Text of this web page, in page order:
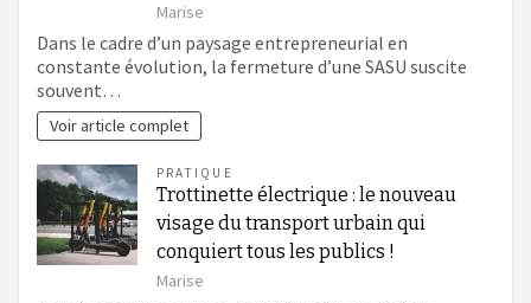
Marise
Dans le cadre d’un paysage entrepreneurial en
constante évolution, la fermeture d’une SASU suscite
souvent…
Voir article complet
PRATIQUE
Trottinette électrique : le nouveau
visage du transport urbain qui
conquiert tous les publics !
Marise